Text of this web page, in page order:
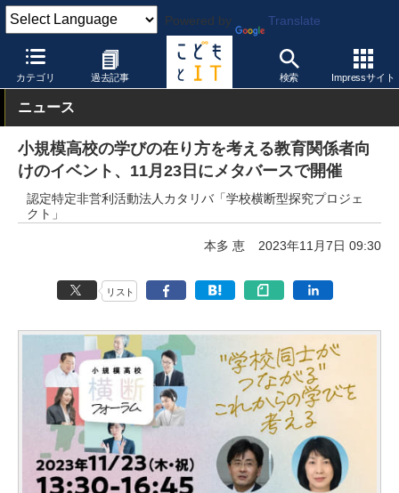
Powered by Translate
カテゴリ 過去記事 検索 Impressサイト
こどもとIT イベント・セミナー
ニュース
小規模高校の学びの在り方を考える教育関係者向
けのイベント、11月23日にメタバースで開催
認定特定非営利活動法人カタリバ「学校横断型探究プロジェ
クト」
本多 恵 2023年11月7日 09:30
リスト